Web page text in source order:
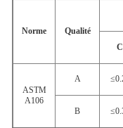
Norme Qualité
C
ASTM
A106
A
B